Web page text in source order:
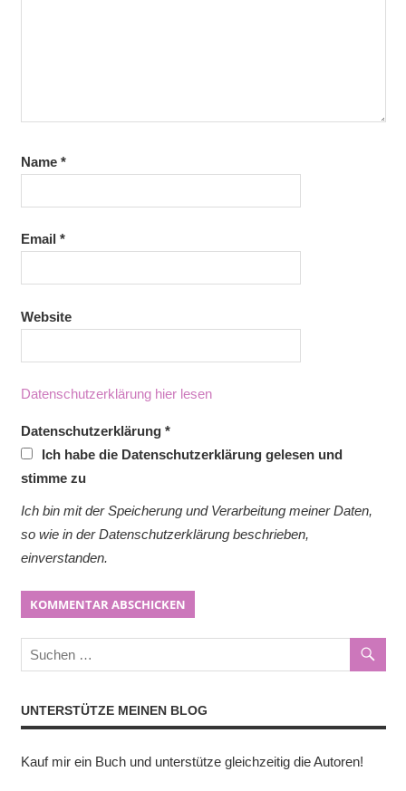
Name*
Email *
Website
Datenschutzerklärung hier lesen
Datenschutzerklärung*
Ich habe die Datenschutzerklärung gelesen und
stimme zu
Ich bin mit der Speicherung und Verarbeitung meiner Daten,
so wie in der Datenschutzerklärung beschrieben,
einverstanden.
UNTERSTÜTZE MEINEN BLOG
Kauf mir ein Buch und unterstütze gleichzeitig die Autoren!